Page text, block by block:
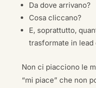
Da dove arrivano?
Cosa cliccano?
E, soprattutto,
trasformate in lead
Non ci piacciono le
“mi piace” che non